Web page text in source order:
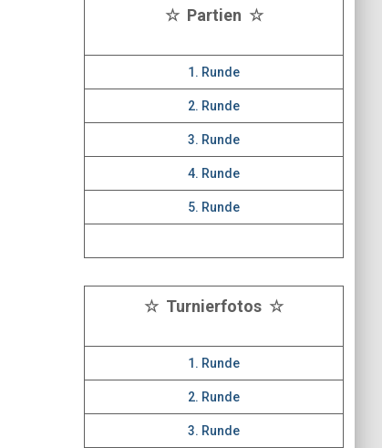
☆ Partien ☆
1. Runde
2. Runde
3. Runde
4. Runde
5. Runde
☆ Turnierfotos ☆
1. Runde
2. Runde
3. Runde